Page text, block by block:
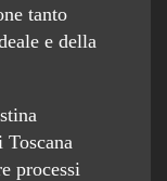
tanto
e della
processi